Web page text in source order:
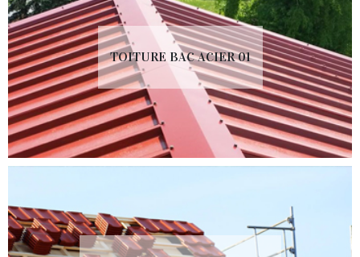
TOITURE BAC ACIER 01